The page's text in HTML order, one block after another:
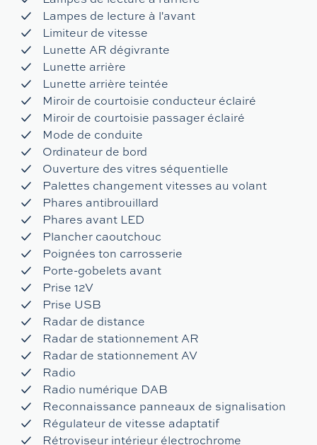
Lampes de lecture à l'avant
Limiteur de vitesse
Lunette AR dégivrante
Lunette arrière
Lunette arrière teintée
Miroir de courtoisie conducteur éclairé
Miroir de courtoisie passager éclairé
Mode de conduite
Ordinateur de bord
Ouverture des vitres séquentielle
Palettes changement vitesses au volant
Phares antibrouillard
Phares avant LED
Plancher caoutchouc
Poignées ton carrosserie
Porte-gobelets avant
Prise 12V
Prise USB
Radar de distance
Radar de stationnement AR
Radar de stationnement AV
Radio
Radio numérique DAB
Reconnaissance panneaux de signalisation
Régulateur de vitesse adaptatif
Rétroviseur intérieur électrochrome